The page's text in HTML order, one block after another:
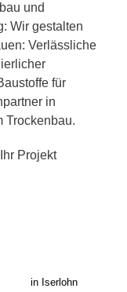
und
Wir gestalten
Verlässliche
für
in
Trockenbau.
Projekt
in Iserlohn